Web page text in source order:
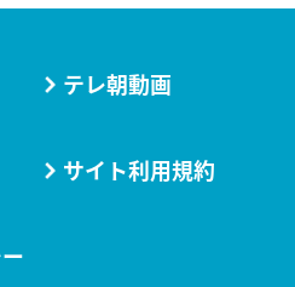
テレ朝動画
サイト利用規約